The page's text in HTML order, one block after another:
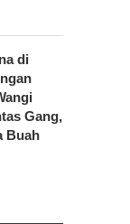
di
Gang,
Buah